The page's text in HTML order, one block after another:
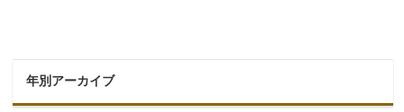
年別アーカイブ